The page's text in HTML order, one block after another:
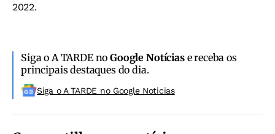
2022.
Siga o A TARDE noGoogle Notíciase receba os
principais destaques do dia.
Siga o A TARDE no Google Noticias